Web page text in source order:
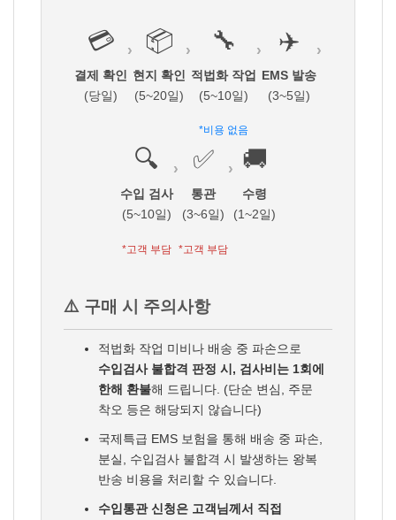
💳
결제 확인
(당일)
› 📦
현지 확인
(5~20일)
› 🔧
적법화 작업
(5~10일)
*비용 없음
› ✈️
EMS 발송
(3~5일)
›
🔍
수입 검사
(5~10일)
*고객 부담
› ✅
통관
(3~6일)
*고객 부담
› 🚚
수령
(1~2일)
⚠️ 구매 시 주의사항
적법화 작업 미비나 배송 중 파손으로
수입검사 불합격 판정 시, 검사비는 1회에
한해 환불해 드립니다. (단순 변심, 주문
착오 등은 해당되지 않습니다)
국제특급 EMS 보험을 통해 배송 중 파손,
분실, 수입검사 불합격 시 발생하는 왕복
반송 비용을 처리할 수 있습니다.
수입통관 신청은 고객님께서 직접